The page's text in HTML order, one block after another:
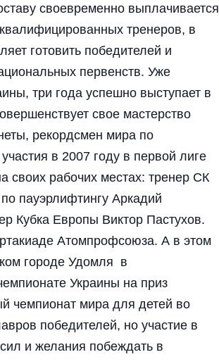
своевременно выплачивается
тренеров, в
готовить победителей и
первенств. Уже
три года успешно выступает в
свое мастерство
рекордсмен мира по
в 2007 году в первой лиге
рабочих местах: тренер СК
пауэрлифтингу Аркадий
Кубка Европы Виктор Пастухов.
Атомпрофсоюза. А в этом
городе Удомля в
Украины на приз
чемпионат мира для детей во
победителей, но участие в
и желания побеждать в